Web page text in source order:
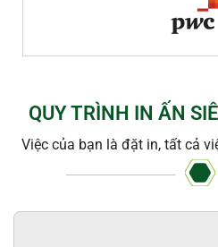
QUY TRÌNH IN ẤN
Việc của bạn là đặt in, tất cả